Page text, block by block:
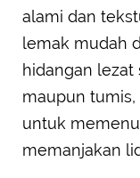
alami dan
lemak mudah
hidangan lezat
maupun
untuk
memanjakan